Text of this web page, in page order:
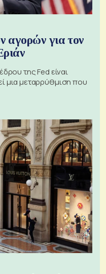
αγορών για τον
της Fed είναι
μια μεταρρύθμιση που